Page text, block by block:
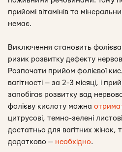
прийомі вітамінів та
немає.
Виключення становить
ризик розвитку дефекту
Розпочати прийом фолієвої
вагітності — за 2-3 місяці, і
запобігає розвитку вад
фолієву кислоту можна
цитрусові, темно-зелені
достатньо для вагітних жінок,
додатково — необхідно.